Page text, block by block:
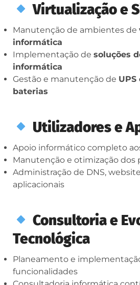
Virtualização e
Manutenção de ambientes de
informática
Implementação de soluções
informática
Gestão e manutenção de
baterias
Utilizadores e
Apoio informático completo
Manutenção e otimização dos
Administração de DNS,
aplicacionais
Consultoria e
Tecnológica
Planeamento e
funcionalidades